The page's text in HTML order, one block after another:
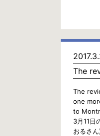
The
The
one
to
3月11日
おるさ